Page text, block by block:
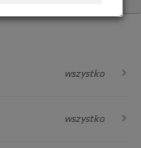
wszystko
wszystko